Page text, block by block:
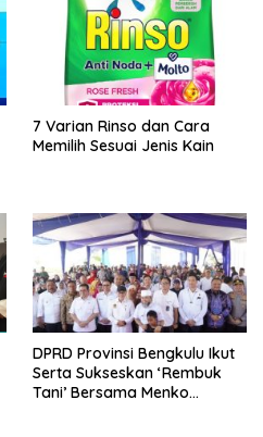
7 Varian Rinso dan Cara
Memilih Sesuai Jenis Kain
DPRD Provinsi Bengkulu Ikut
Serta Sukseskan ‘Rembuk
Tani’ Bersama Menko